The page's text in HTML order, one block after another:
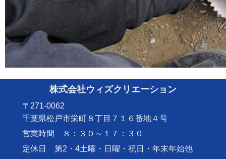
株式会社ウィズクリエーション
〒271-0062
千葉県松戸市栄町８丁目７１６番地４号
営業時間 ８：３０～１７：３０
定休日 第2・4土曜・日曜・祝日・年末年始他